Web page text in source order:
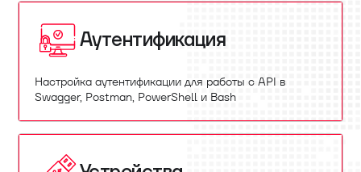
Аутентификация
Настройка аутентификации для работы с API в
Swagger, Postman, PowerShell и Bash